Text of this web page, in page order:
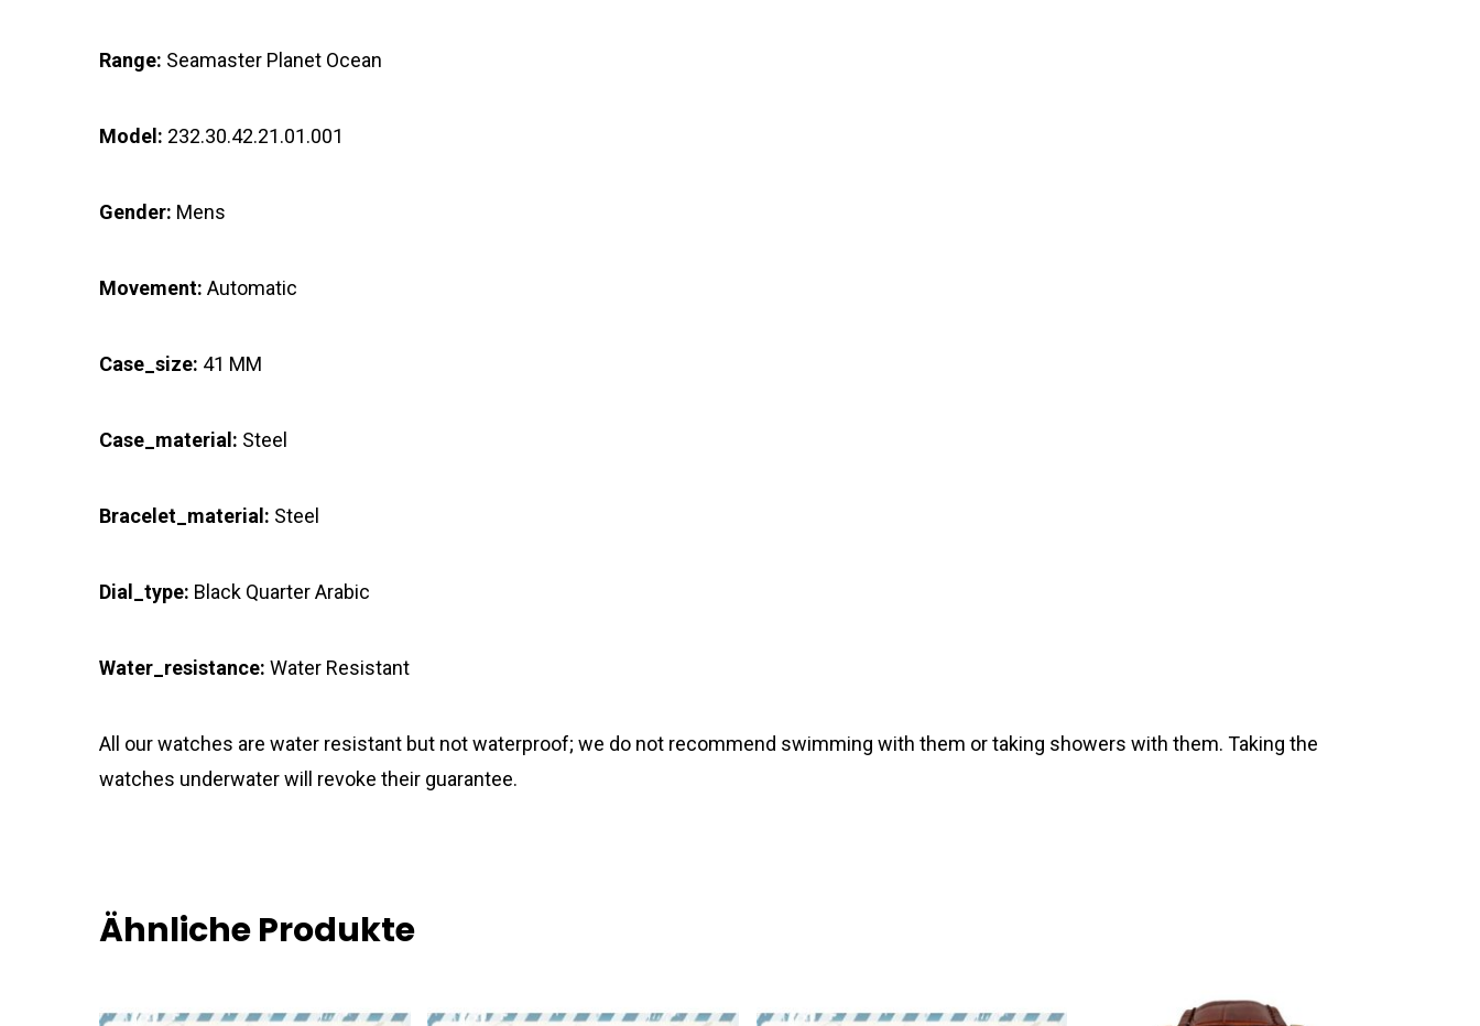
Range: Seamaster Planet Ocean
Model: 232.30.42.21.01.001
Gender: Mens
Movement: Automatic
Case_size: 41 MM
Case_material: Steel
Bracelet_material: Steel
Dial_type: Black Quarter Arabic
Water_resistance: Water Resistant
All our watches are water resistant but not waterproof; we do not recommend swimming with them or taking showers with them. Taking the
watches underwater will revoke their guarantee.
Ähnliche Produkte